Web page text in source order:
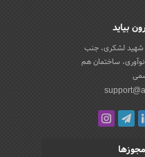
بیاید
شهید لشکری، جنب
نوآوری، ساختمان هم
مجوزها